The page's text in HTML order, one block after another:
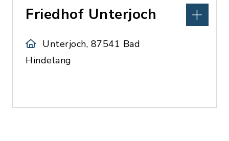
Friedhof Unterjoch
Unterjoch, 87541 Bad
Hindelang